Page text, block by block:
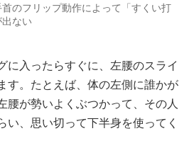
のフリップ動作によって「すくい打
ない
に入ったらすぐに、左腰のスライ
す。たとえば、体の左側に誰かが
腰が勢いよくぶつかって、その人
い、思い切って下半身を使ってく